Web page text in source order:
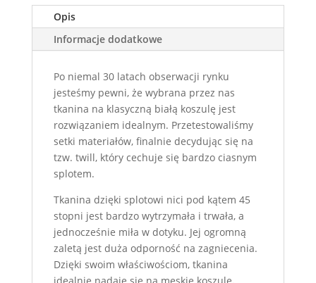
Opis
Informacje dodatkowe
Po niemal 30 latach obserwacji rynku
jesteśmy pewni, że wybrana przez nas
tkanina na klasyczną białą koszulę jest
rozwiązaniem idealnym. Przetestowaliśmy
setki materiałów, finalnie decydując się na
tzw. twill, który cechuje się bardzo ciasnym
splotem.
Tkanina dzięki splotowi nici pod kątem 45
stopni jest bardzo wytrzymała i trwała, a
jednocześnie miła w dotyku. Jej ogromną
zaletą jest duża odporność na zagniecenia.
Dzięki swoim właściwościom, tkanina